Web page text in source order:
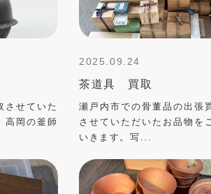
させていた
高岡の釜師
2025.09.24
茶道具 買取
瀬戸内市での骨董品の出張
させていただいたお品物を
いきます。写...